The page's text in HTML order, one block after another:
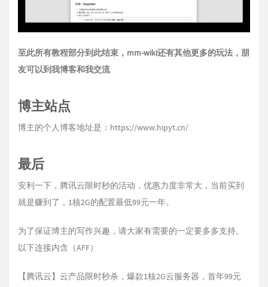
至此所有教程部分到此结束，mm-wiki还有其他更多的玩法，朋
友可以到我博客和我交流
博主站点
博主的个人博客地址是： https://www.hipyt.cn/
最后
安利一下，腾讯云限时秒的活动，优惠力度非常大，当前买到
就是赚到了，1核2G的配置最低99元一年。
为了保证博主的写作兴趣，请大家有需要的一定要多多支持。
以下连接内含（AFF）
【腾讯云】云产品限时秒杀，爆款1核2G云服务器，首年99元